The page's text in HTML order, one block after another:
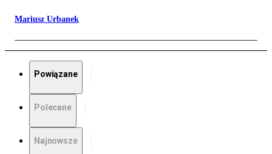
Mariusz Urbanek
Powiązane
Polecane
Najnowsze